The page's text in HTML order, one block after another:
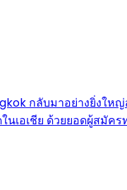
กลับมาอย่างยิ่งใ
เอเชีย ด้วยยอดผู้สมัคร